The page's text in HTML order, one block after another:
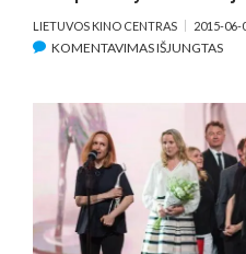
LIETUVOS KINO CENTRAS 2015-06-
KOMENTAVIMAS IŠJUNGTAS
KINO